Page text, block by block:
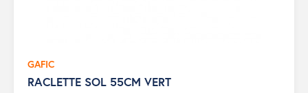
GAFIC
RACLETTE SOL 55CM VERT